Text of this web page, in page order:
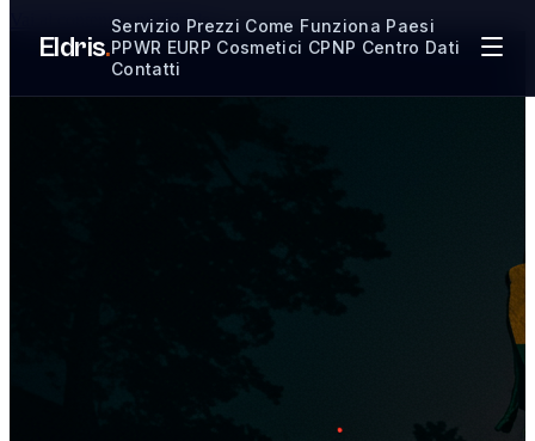
Vai al contenuto principale
Eldris.
Servizio Prezzi Come Funziona Paesi
PPWR EURP Cosmetici CPNP Centro Dati
Contatti